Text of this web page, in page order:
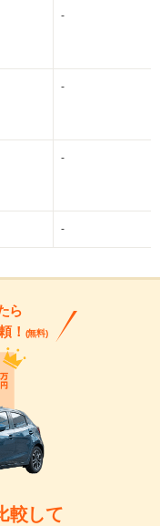
-
-
-
-
ら
！ (無料)
較して